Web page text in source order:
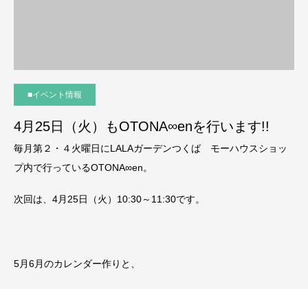
■イベント情報
4月25日（火）もOTONA∞enを行います!!
毎月第２・４火曜日にLALAガーデンつくば モーハウスショッ
プ内で行っているOTONA∞en。
次回は、4月25日（火）10:30～11:30です。
5月6月のカレンダー作りと、